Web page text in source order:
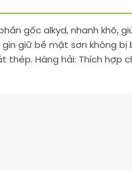
phần gốc alkyd, nhanh
giữ bề mặt sơn không bị
Hàng hải: Thích hợp